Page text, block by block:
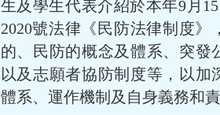
生及學生代表介紹於本年9月
2020號法律《民防法律制度》
的、民防的概念及體系、突發
以及志願者協防制度等，以加
體系、運作機制及自身義務和